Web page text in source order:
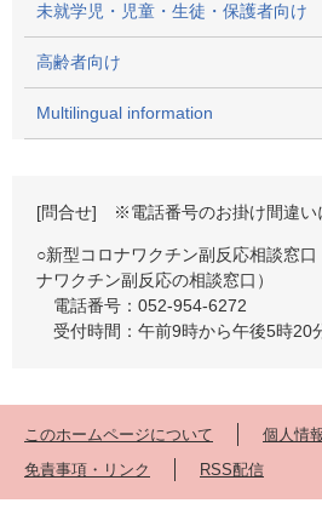
未就学児・児童・生徒・保護者向け
高齢者向け
Multilingual information
[問合せ] ※電話番号のお掛け間違い
○新型コロナワクチン副反応相談窓
ナワクチン副反応の相談窓口）
電話番号：052-954-6272
受付時間：午前9時から午後5時20
このホームページについて
個人情
免責事項・リンク
RSS配信